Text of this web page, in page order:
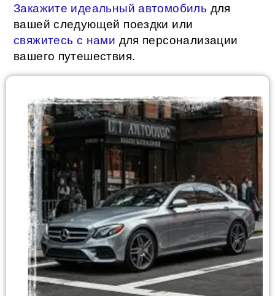
Закажите идеальный автомобиль для
вашей следующей поездки или
свяжитесь с нами для персонализации
вашего путешествия.